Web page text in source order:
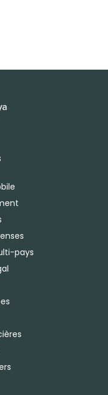
pays